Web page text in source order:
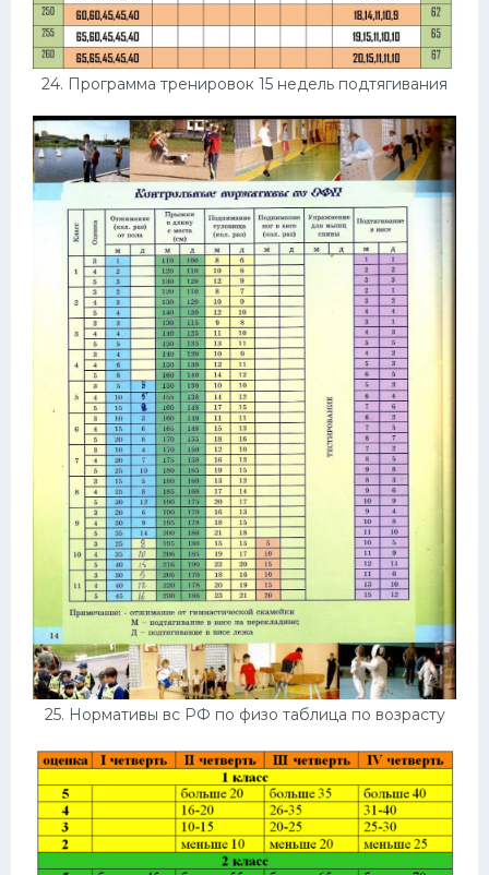
24. Программа тренировок 15 недель подтягивания
25. Нормативы вс РФ по физо таблица по возрасту